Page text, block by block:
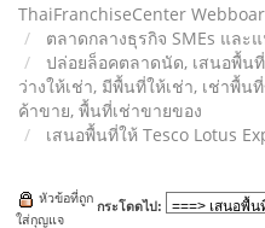
ThaiFranchiseCenter
ตลาดกลางธุรกิจ SMEs แล
ปล่อยล็อคตลาดนัด, เสนอพื้น
ว่างให้เช่า, มีพื้นที่ให้เช่า, เช่าพื้น
ค้าขาย, พื้นที่เช่าขายของ
เสนอพื้นที่ให้ Tesco Lotus
กระโดดไป:
หัวข้อที่ถูก
ใส่กุญแจ